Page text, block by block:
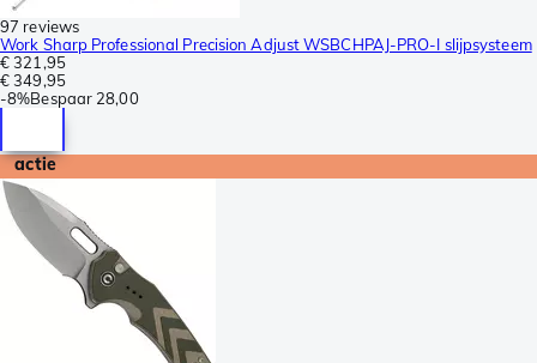
97 reviews
Work Sharp Professional Precision Adjust WSBCHPAJ-PRO-I slijpsysteem
€ 321,95
€ 349,95
-8%Bespaar 28,00
actie